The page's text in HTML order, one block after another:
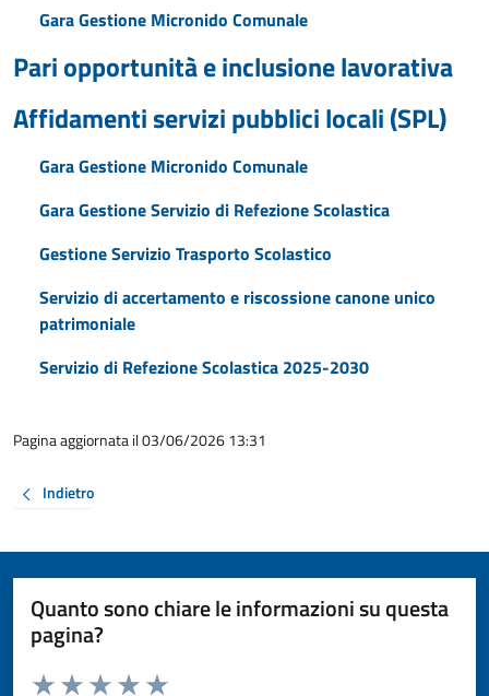
Gara Gestione Micronido Comunale
Pari opportunità e inclusione lavorativa
Affidamenti servizi pubblici locali (SPL)
Gara Gestione Micronido Comunale
Gara Gestione Servizio di Refezione Scolastica
Gestione Servizio Trasporto Scolastico
Servizio di accertamento e riscossione canone unico
patrimoniale
Servizio di Refezione Scolastica 2025-2030
Pagina aggiornata il 03/06/2026 13:31
Indietro
Quanto sono chiare le informazioni su questa
pagina?
Valuta da 1 a 5 stelle la pagina